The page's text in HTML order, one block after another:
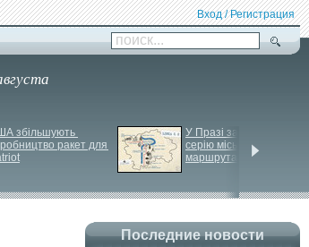
Вход / Регистрация
поиск...
збільшують
ракет для
У Празі запустили
серію міських квестів
маршрутами трамваїв
Последние новости